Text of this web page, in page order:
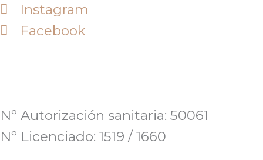
Instagram
Facebook
Nº Autorización sanitaria: 50061
Nº Licenciado: 1519 / 1660